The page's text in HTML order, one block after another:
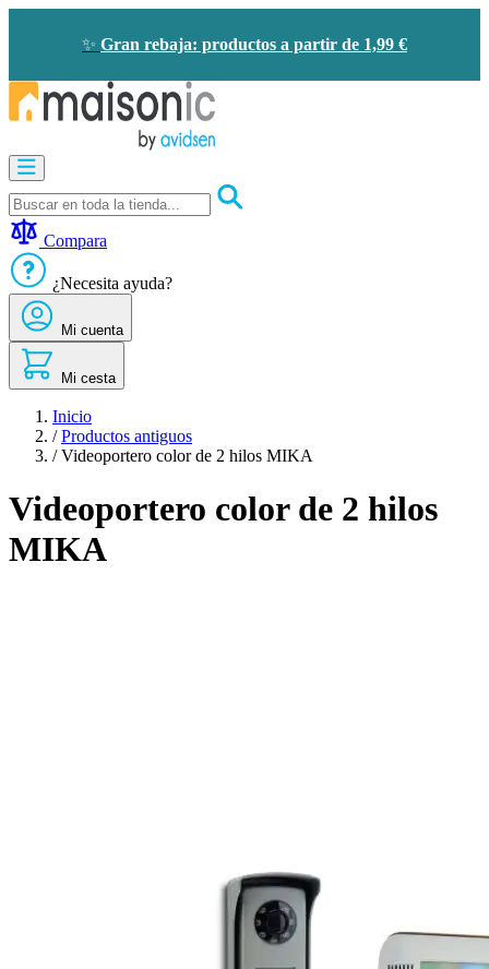
✨ Gran rebaja: productos a partir de 1,99 €
Audioporteros
y
videoporteros
-
ahorro
de
energía
Seguridad
Confort
Oportunidades
Compara
¿Necesita ayuda?
Mi cuenta
Mi cesta
Inicio
/ Productos antiguos
/ Videoportero color de 2 hilos MIKA
Videoportero color de 2 hilos
MIKA